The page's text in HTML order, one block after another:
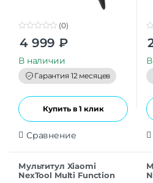
o
t
o
f
5
(0)
4 999 ₽
В наличии
Гарантия 12 месяцев
Купить в 1 клик
Сравнение
o
t
o
f
5
Мультитул Xiaomi
NexTool Multi Function